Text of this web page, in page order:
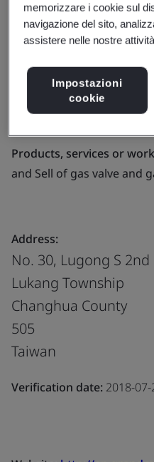
GRAND
Business scope:The
Products, services or
and Sell of gas valve and
Address:
No. 30, Lugong S 2nd
Lukang Township
Changhua County
505
Taiwan
Verification date: 2018-
memorizzare i cookie sul
navigazione del sito,
assistere nelle nostre
Impostazioni
cookie